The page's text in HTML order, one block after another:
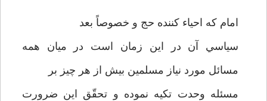
امام كه احياء كننده حج و خصوصاً بعد
سياسي آن در اين زمان است در ميان همه
مسائل مورد نياز مسلمين بيش از هر چيز بر
مسئله وحدت تكيه نموده و تحقّق اين ضرورت